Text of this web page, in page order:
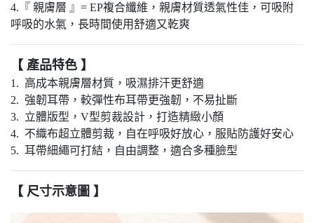
4.『 親膚層 』= EP複合纖維，親膚材質透氣性佳，可吸附
呼吸的水氣，長時間使用舒適又乾爽
【 產品特色 】
1. 高成本親膚層材質，吸濕排汗更舒適
2. 強韌耳帶，較彈性布耳帶更強韌，不易扯斷
3. 立體版型，V型剪裁設計，打造精緻小顏
4. 不織布超立體剪裁，自在呼吸好放心，服貼防護好安心
5. 耳帶細繩可打結，自由調整，適合多種臉型
【 尺寸示意圖 】